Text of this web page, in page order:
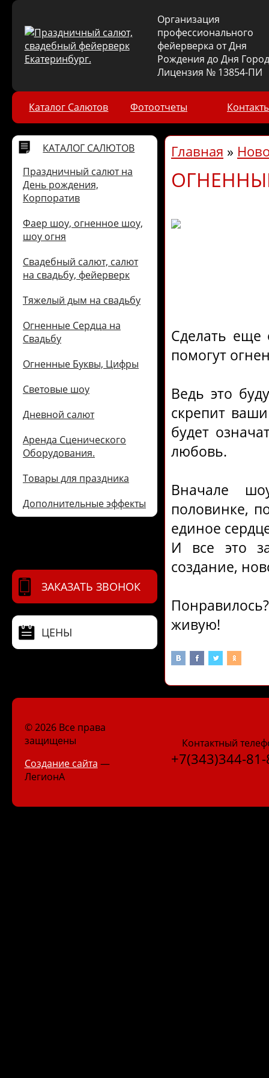
Организация
профессионального
фейерверка от Дня
Рождения до Дня
Лицензия № 13854-ПИ
Каталог Салютов Фотоотчеты
КАТАЛОГ САЛЮТОВ
Праздничный салют на
День рождения,
Корпоратив
Фаер шоу, огненное шоу,
шоу огня
Свадебный салют, салют
на свадьбу, фейерверк
Тяжелый дым на свадьбу
Огненные Сердца на
Свадьбу
Огненные Буквы, Цифры
Световые шоу
Дневной салют
Аренда Сценического
Оборудования.
Товары для праздника
Дополнительные эффекты
ЗАКАЗАТЬ ЗВОНОК
ЦЕНЫ
Главная »
Сделать еще
помогут
Ведь это
скрепит
будет
любовь.
Вначале
половинке,
единое
И все это
создание,
живую!
© 2026 Все права
защищены
Создание сайта —
ЛегионА
Контактный
+7(343)344-